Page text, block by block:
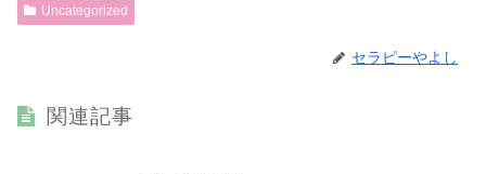
Uncategorized
セラピーやよし
関連記事